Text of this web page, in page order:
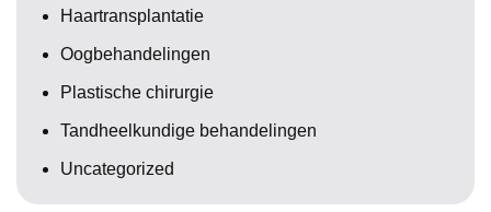
Haartransplantatie
Oogbehandelingen
Plastische chirurgie
Tandheelkundige behandelingen
Uncategorized